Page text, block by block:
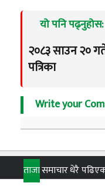
यो पनि पढ्नुहोस:
२०८३ साउन २०
पत्रिका
Write your
ताजासमाचारधेरै